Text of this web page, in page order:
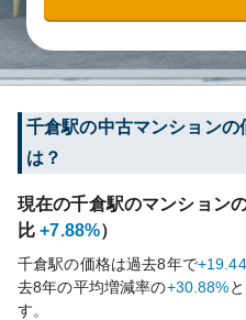
千倉駅の中古マンション
は？
現在の千倉駅のマンション
比 +7.88%）
千倉駅の価格は過去8年で
去8年の平均増減率の+30.88%
す。